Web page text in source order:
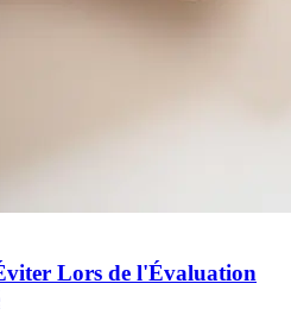
Lors de l'Évaluation